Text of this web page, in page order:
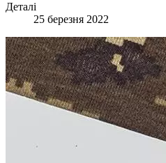
Деталі
25 березня 2022